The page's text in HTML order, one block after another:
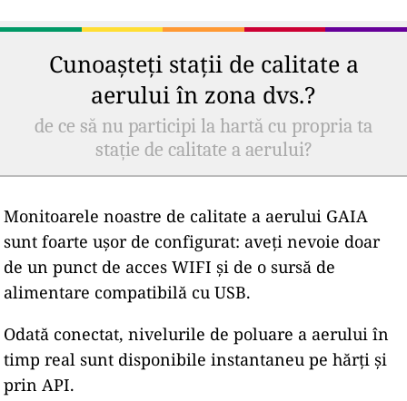
Cunoașteți stații de calitate a
aerului în zona dvs.?
de ce să nu participi la hartă cu propria ta
stație de calitate a aerului?
Monitoarele noastre de calitate a aerului GAIA
sunt foarte ușor de configurat: aveți nevoie doar
de un punct de acces WIFI și de o sursă de
alimentare compatibilă cu USB.
Odată conectat, nivelurile de poluare a aerului în
timp real sunt disponibile instantaneu pe hărți și
prin API.